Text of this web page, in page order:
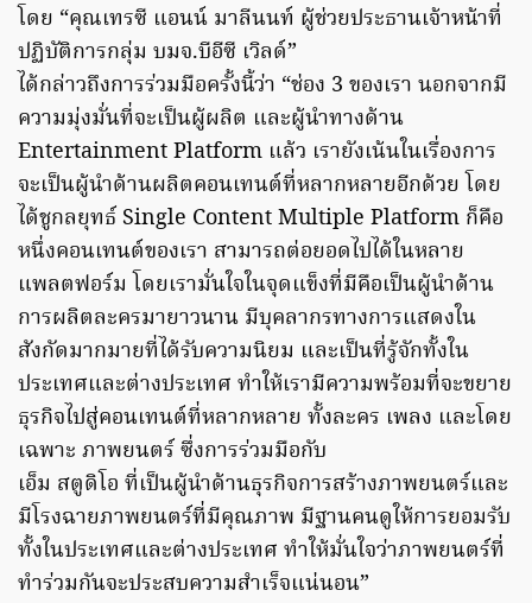
โดย “คุณเทรซี แอนน์ มาลีนนท์ ผู้ช่วยประธานเจ้าหน้าที่
ปฏิบัติการกลุ่ม บมจ.บีอีซี เวิลด์”
ได้กล่าวถึงการร่วมมือครั้งนี้ว่า “ช่อง 3 ของเรา นอกจากมี
ความมุ่งมั่นที่จะเป็นผู้ผลิต และผู้นำทางด้าน
Entertainment Platform แล้ว เรายังเน้นในเรื่องการ
จะเป็นผู้นำด้านผลิตคอนเทนต์ที่หลากหลายอีกด้วย โดย
ได้ชูกลยุทธ์ Single Content Multiple Platform ก็คือ
หนึ่งคอนเทนต์ของเรา สามารถต่อยอดไปได้ในหลาย
แพลตฟอร์ม โดยเรามั่นใจในจุดแข็งที่มีคือเป็นผู้นำด้าน
การผลิตละครมายาวนาน มีบุคลากรทางการแสดงใน
สังกัดมากมายที่ได้รับความนิยม และเป็นที่รู้จักทั้งใน
ประเทศและต่างประเทศ ทำให้เรามีความพร้อมที่จะขยาย
ธุรกิจไปสู่คอนเทนต์ที่หลากหลาย ทั้งละคร เพลง และโดย
เฉพาะ ภาพยนตร์ ซึ่งการร่วมมือกับ
เอ็ม สตูดิโอ ที่เป็นผู้นำด้านธุรกิจการสร้างภาพยนตร์และ
มีโรงฉายภาพยนตร์ที่มีคุณภาพ มีฐานคนดูให้การยอมรับ
ทั้งในประเทศและต่างประเทศ ทำให้มั่นใจว่าภาพยนตร์ที่
ทำร่วมกันจะประสบความสำเร็จแน่นอน”